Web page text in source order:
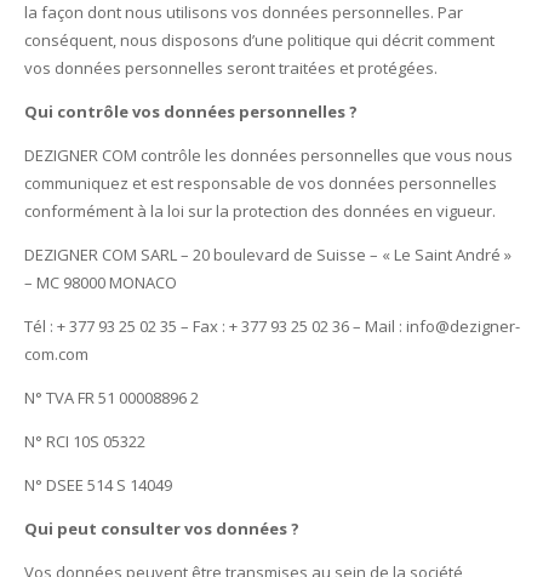
la façon dont nous utilisons vos données personnelles. Par
conséquent, nous disposons d’une politique qui décrit comment
vos données personnelles seront traitées et protégées.
Qui contrôle vos données personnelles ?
DEZIGNER COM contrôle les données personnelles que vous nous
communiquez et est responsable de vos données personnelles
conformément à la loi sur la protection des données en vigueur.
DEZIGNER COM SARL – 20 boulevard de Suisse – « Le Saint André »
– MC 98000 MONACO
Tél : + 377 93 25 02 35 – Fax : + 377 93 25 02 36 – Mail : info@dezigner-
com.com
N° TVA FR 51 00008896 2
N° RCI 10S 05322
N° DSEE 514 S 14049
Qui peut consulter vos données ?
Vos données peuvent être transmises au sein de la société